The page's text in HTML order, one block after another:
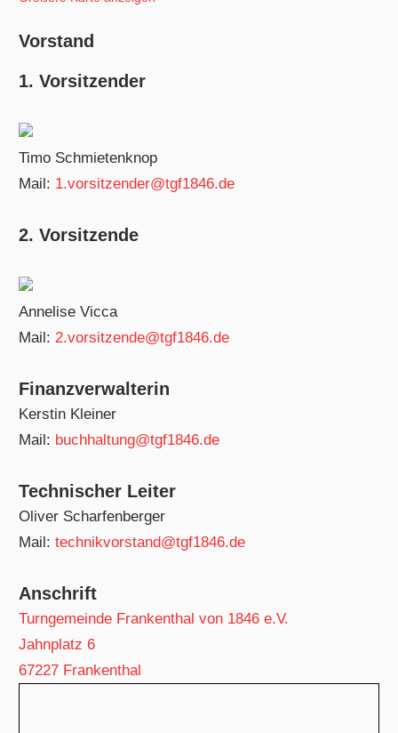
Vorstand
1. Vorsitzender
Timo Schmietenknop
Mail: 1.vorsitzender@tgf1846.de
2. Vorsitzende
Annelise Vicca
Mail:2.vorsitzende@tgf1846.de
Finanzverwalterin
Kerstin Kleiner
Mail: buchhaltung@tgf1846.de
Technischer Leiter
Oliver Scharfenberger
Mail:technikvorstand@tgf1846.de
Anschrift
Turngemeinde Frankenthal von 1846 e.V.
Jahnplatz 6
67227 Frankenthal